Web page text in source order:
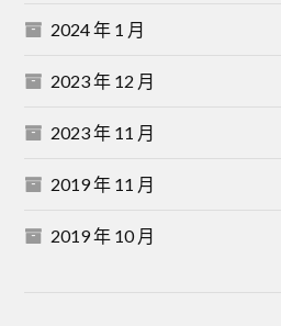
2024 年 1 月
2023 年 12 月
2023 年 11 月
2019 年 11 月
2019 年 10 月